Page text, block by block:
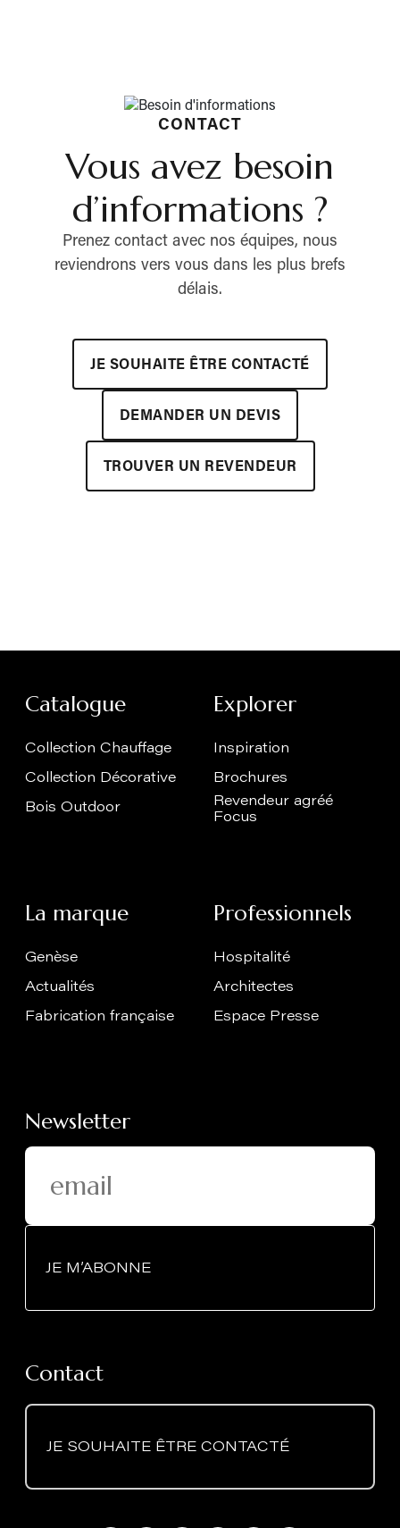
CONTACT
Vous avez besoin
d’informations ?
Prenez contact avec nos équipes, nous
reviendrons vers vous dans les plus brefs
délais.
JE SOUHAITE ÊTRE CONTACTÉ
DEMANDER UN DEVIS
TROUVER UN REVENDEUR
Catalogue
Collection Chauffage
Collection Décorative
Bois Outdoor
Explorer
Inspiration
Brochures
Revendeur agréé
Focus
La marque
Genèse
Actualités
Fabrication française
Professionnels
Hospitalité
Architectes
Espace Presse
Newsletter
JE M’ABONNE
Contact
JE SOUHAITE ÊTRE CONTACTÉ